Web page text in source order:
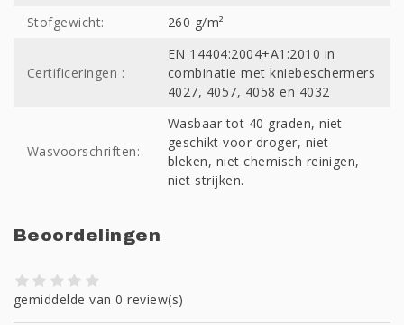
Stofgewicht:
260 g/m²
Certificeringen :
EN 14404:2004+A1:2010 in
combinatie met kniebeschermers
4027, 4057, 4058 en 4032
Wasvoorschriften:
Wasbaar tot 40 graden, niet
geschikt voor droger, niet
bleken, niet chemisch reinigen,
niet strijken.
Beoordelingen
gemiddelde van 0 review(s)